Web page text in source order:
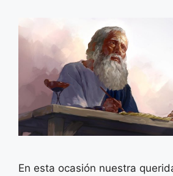
En esta ocasión nuestra